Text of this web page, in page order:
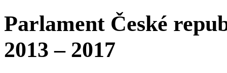
Parlament České
2013 – 2017